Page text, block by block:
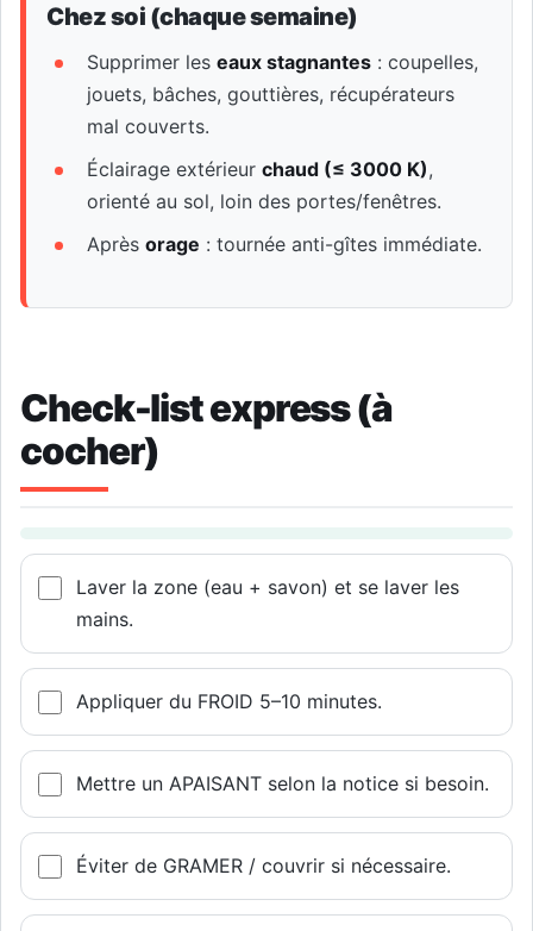
Chez soi (chaque semaine)
Supprimer les eaux stagnantes: coupelles,
jouets, bâches, gouttières, récupérateurs
mal couverts.
Éclairage extérieur chaud (≤ 3000 K),
orienté au sol, loin des portes/fenêtres.
Après orage : tournée anti-gîtes immédiate.
Check-list express (à
cocher)
Laver la zone (eau + savon) et se laver les
mains.
Appliquer du FROID 5–10 minutes.
Mettre un APAISANT selon la notice si besoin.
Éviter de GRAMER / couvrir si nécessaire.